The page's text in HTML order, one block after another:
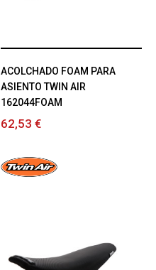
ACOLCHADO FOAM PARA
ASIENTO TWIN AIR
162044FOAM
62,53 €